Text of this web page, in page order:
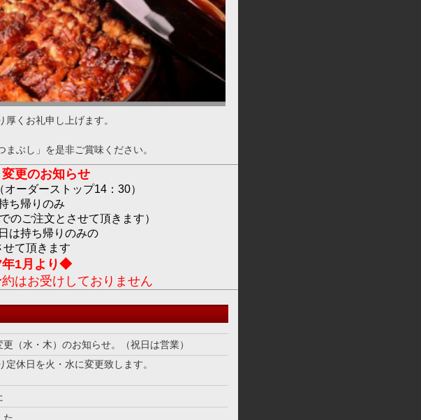
くお礼申し上げます。
ぶし」を是非ご賞味ください。
更のお知らせ
ーダーストップ14：30）
ち帰りのみ
のご注文とさせて頂きます）
は持ち帰りのみの
せて頂きます
1月より◆
はお受けしておりません
（水・木）のお知らせ。（祝日は営業）
休日を火・水に変更致します。